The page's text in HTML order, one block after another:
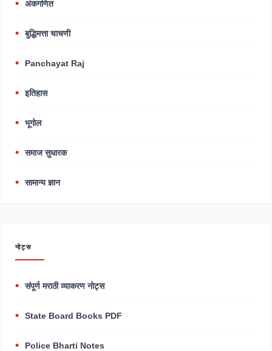
अंकगणित
बुद्धिमत्ता चाचणी
Panchayat Raj
इतिहास
भूगोल
समाज सुधारक
सामान्य ज्ञान
नोट्स
संपूर्ण मराठी व्याकरण नोट्स
State Board Books PDF
Police Bharti Notes